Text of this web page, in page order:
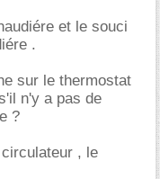
et le souci
.
sur le thermostat
n'y a pas de
?
, le